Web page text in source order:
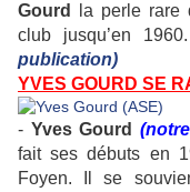
Gourd
la perle rare
club jusqu’en 1960.
publication)
YVES GOURD SE
- Yves Gourd
fait ses débuts en
Foyen. Il se